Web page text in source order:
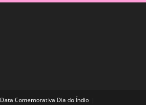
Data Comemorativa Dia do Índio